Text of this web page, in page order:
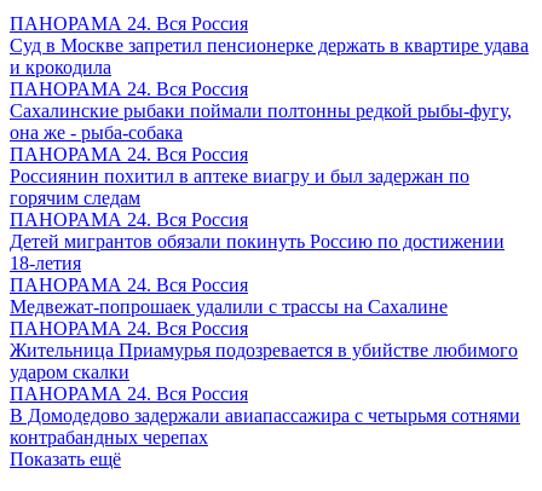
ПАНОРАМА 24. Вся Россия
Суд в Москве запретил пенсионерке держать в квартире удава
и крокодила
ПАНОРАМА 24. Вся Россия
Сахалинские рыбаки поймали полтонны редкой рыбы-фугу,
она же - рыба-собака
ПАНОРАМА 24. Вся Россия
Россиянин похитил в аптеке виагру и был задержан по
горячим следам
ПАНОРАМА 24. Вся Россия
Детей мигрантов обязали покинуть Россию по достижении
18-летия
ПАНОРАМА 24. Вся Россия
Медвежат-попрошаек удалили с трассы на Сахалине
ПАНОРАМА 24. Вся Россия
Жительница Приамурья подозревается в убийстве любимого
ударом скалки
ПАНОРАМА 24. Вся Россия
В Домодедово задержали авиапассажира с четырьмя сотнями
контрабандных черепах
Показать ещё